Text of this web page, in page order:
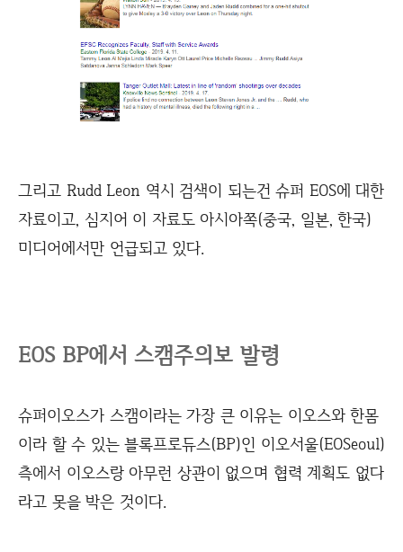
그리고 Rudd Leon 역시 검색이 되는건 슈퍼 EOS에 대한
자료이고, 심지어 이 자료도 아시아쪽(중국, 일본, 한국)
미디어에서만 언급되고 있다.
EOS BP에서 스캠주의보 발령
슈퍼이오스가 스캠이라는 가장 큰 이유는 이오스와 한몸
이라 할 수 있는 블록프로듀스(BP)인 이오서울(EOSeoul)
측에서 이오스랑 아무런 상관이 없으며 협력 계획도 없다
라고 못을 박은 것이다.